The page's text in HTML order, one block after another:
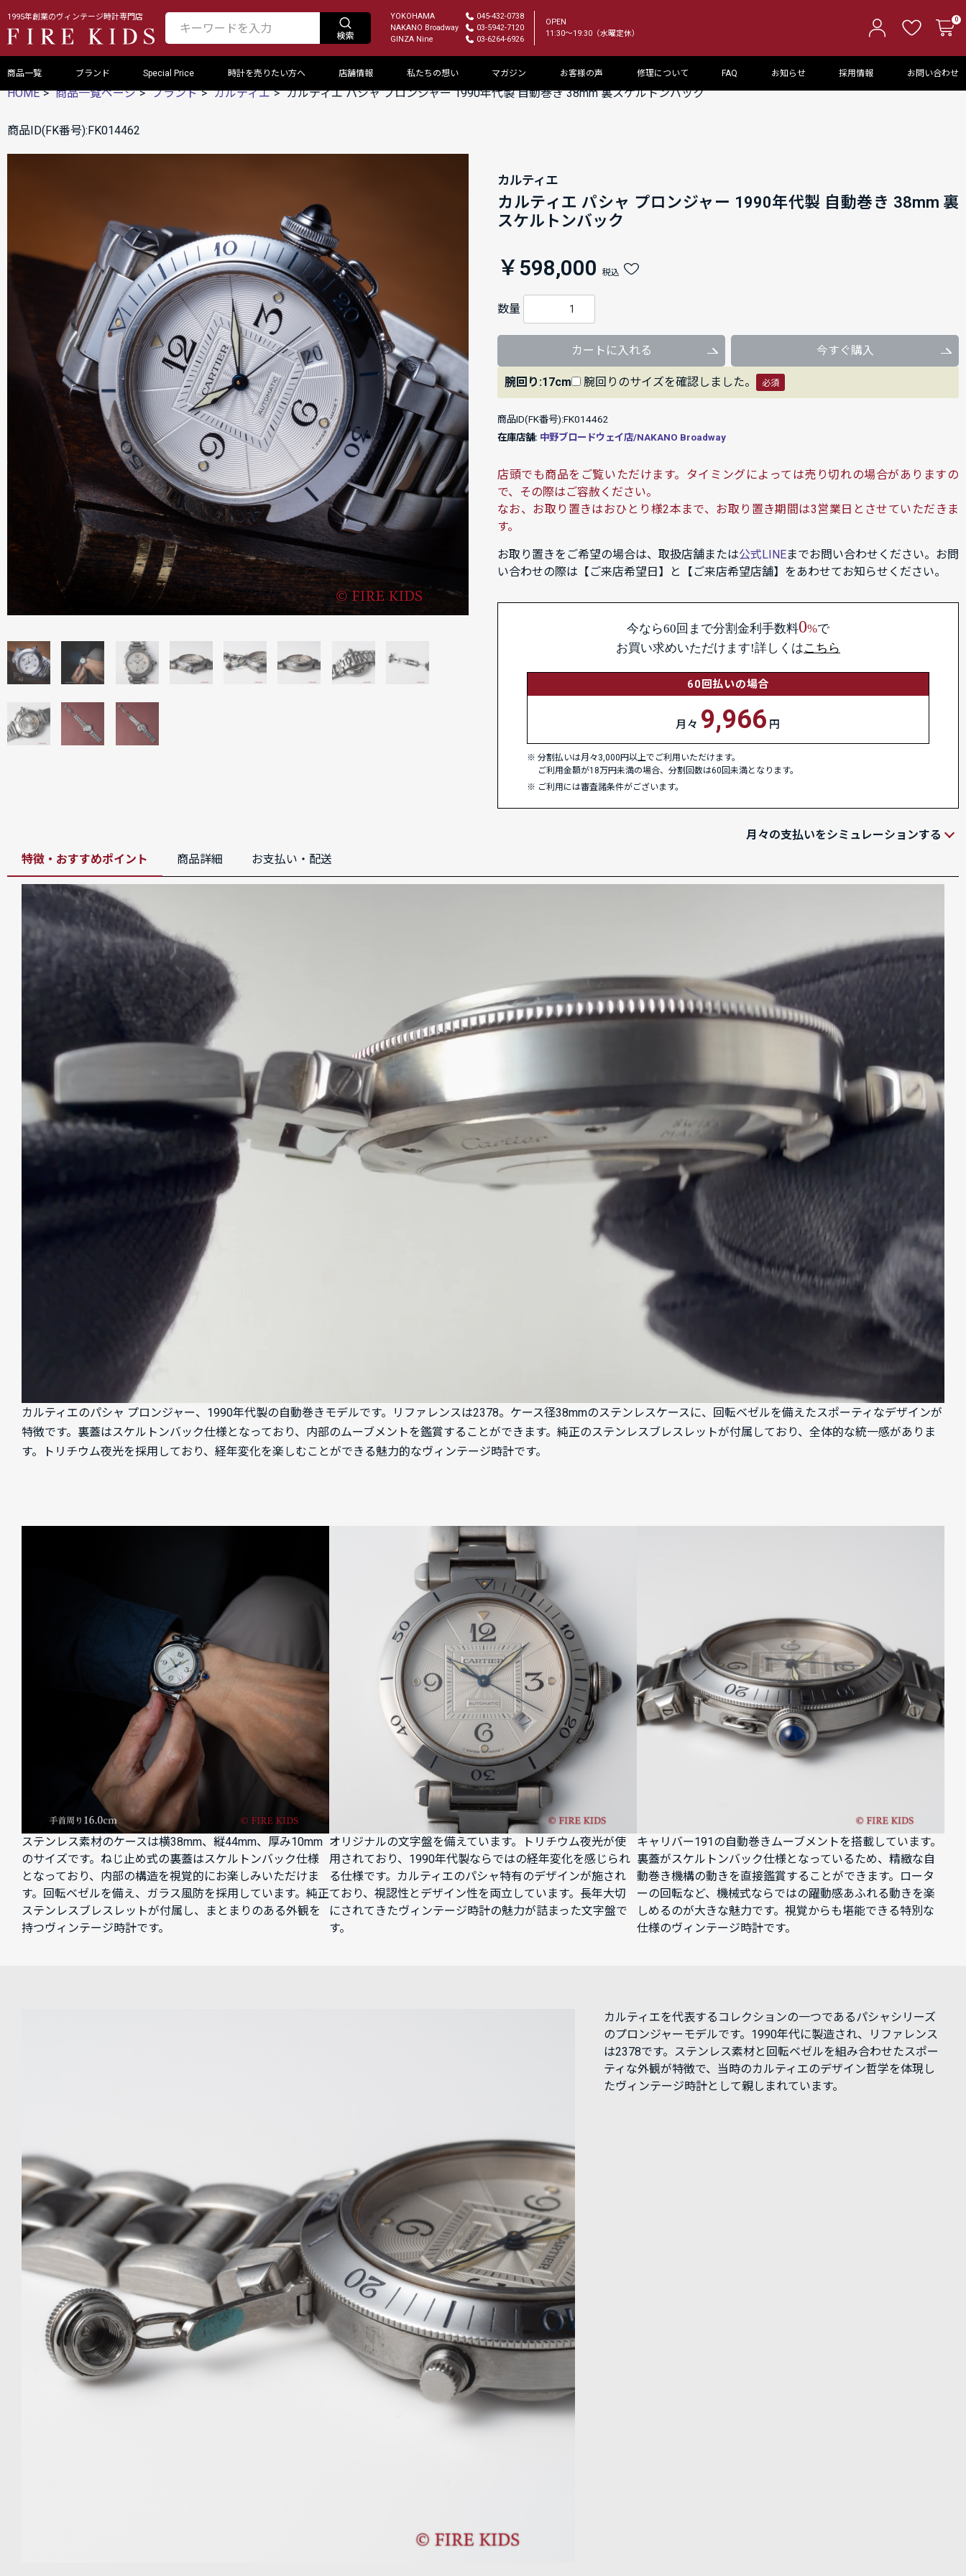
1995年創業のヴィンテージ時計専門店 YOKOHAMA
045-432-0738
NAKANO Broadway
03-5942-7120
GINZA Nine
03-6264-6926
OPEN
11:30～19:30（水曜定休）
0
商品一覧 ブランド Special Price 時計を売りたい方へ 店舗情報 私たちの想い マガジン お客様の声 修理について FAQ お知らせ 採用情報 お問い合わせ
HOME 商品一覧ページ ブランド カルティエ カルティエ パシャ プロンジャー 1990年代製 自動巻き 38mm 裏スケルトンバック
商品ID(FK番号):FK014462
カルティエ
カルティエ パシャ プロンジャー 1990年代製 自動巻き 38mm 裏
スケルトンバック
￥598,000 税込
数量
カートに入れる 今すぐ購入
腕回り:17cm 腕回りのサイズを確認しました。 必須
商品ID(FK番号):FK014462
在庫店舗: 中野ブロードウェイ店/NAKANO Broadway
店頭でも商品をご覧いただけます。タイミングによっては売り切れの場合がありますの
で、その際はご容赦ください。
なお、お取り置きはおひとり様2本まで、お取り置き期間は3営業日とさせていただきま
す。
お取り置きをご希望の場合は、取扱店舗または公式LINEまでお問い合わせください。お問
い合わせの際は【ご来店希望日】と【ご来店希望店舗】をあわせてお知らせください。
今なら60回まで分割金利手数料0%で
お買い求めいただけます!詳しくはこちら
60回払いの場合
月々 9,966 円
分割払いは月々3,000円以上でご利用いただけます。
ご利用金額が18万円未満の場合、分割回数は60回未満となります。
ご利用には審査諸条件がございます。
月々の支払いをシミュレーションする
特徴・おすすめポイント
商品詳細 お支払い・配送
カルティエのパシャ プロンジャー、1990年代製の自動巻きモデルです。リファレンスは2378。ケース径38mmのステンレスケースに、回転ベゼルを備えたスポーティなデザインが
特徴です。裏蓋はスケルトンバック仕様となっており、内部のムーブメントを鑑賞することができます。純正のステンレスブレスレットが付属しており、全体的な統一感がありま
す。トリチウム夜光を採用しており、経年変化を楽しむことができる魅力的なヴィンテージ時計です。
ステンレス素材のケースは横38mm、縦44mm、厚み10mm
のサイズです。ねじ止め式の裏蓋はスケルトンバック仕様
となっており、内部の構造を視覚的にお楽しみいただけま
す。回転ベゼルを備え、ガラス風防を採用しています。純正
ステンレスブレスレットが付属し、まとまりのある外観を
持つヴィンテージ時計です。
オリジナルの文字盤を備えています。トリチウム夜光が使
用されており、1990年代製ならではの経年変化を感じられ
る仕様です。カルティエのパシャ特有のデザインが施され
ており、視認性とデザイン性を両立しています。長年大切
にされてきたヴィンテージ時計の魅力が詰まった文字盤で
す。
キャリバー191の自動巻きムーブメントを搭載しています。
裏蓋がスケルトンバック仕様となっているため、精緻な自
動巻き機構の動きを直接鑑賞することができます。ロータ
ーの回転など、機械式ならではの躍動感あふれる動きを楽
しめるのが大きな魅力です。視覚からも堪能できる特別な
仕様のヴィンテージ時計です。
カルティエを代表するコレクションの一つであるパシャシリーズ
のプロンジャーモデルです。1990年代に製造され、リファレンス
は2378です。ステンレス素材と回転ベゼルを組み合わせたスポー
ティな外観が特徴で、当時のカルティエのデザイン哲学を体現し
たヴィンテージ時計として親しまれています。